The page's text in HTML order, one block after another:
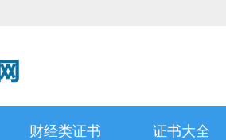
财经类证书 证书大全